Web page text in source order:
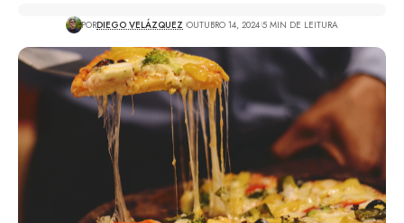
PORDIEGO VELÁZQUEZ OUTUBRO 14, 2024 5 MIN DE LEITURA